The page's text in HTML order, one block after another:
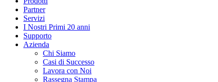
Partner
Servizi
I Nostri Primi 20 anni
Supporto
Azienda
Chi Siamo
Casi di Successo
Lavora con Noi
Rassegna Stampa